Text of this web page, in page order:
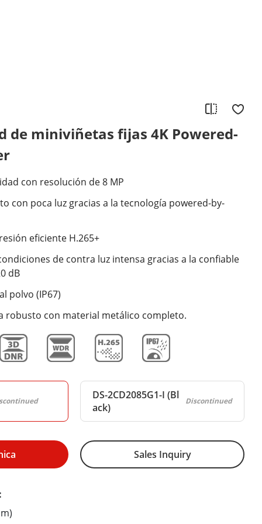
de miniviñetas fijas 4K Powered-
con resolución de 8 MP
con poca luz gracias a la tecnología powered-by-
eficiente H.265+
de contra luz intensa gracias a la confiable
dB
polvo (IP67)
robusto con material metálico completo.
DS-2CD2085G1-I (Bl
ack)
Discontinued
Sales Inquiry